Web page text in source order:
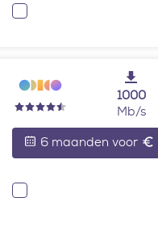
1000
Mb/s
6 maanden voor